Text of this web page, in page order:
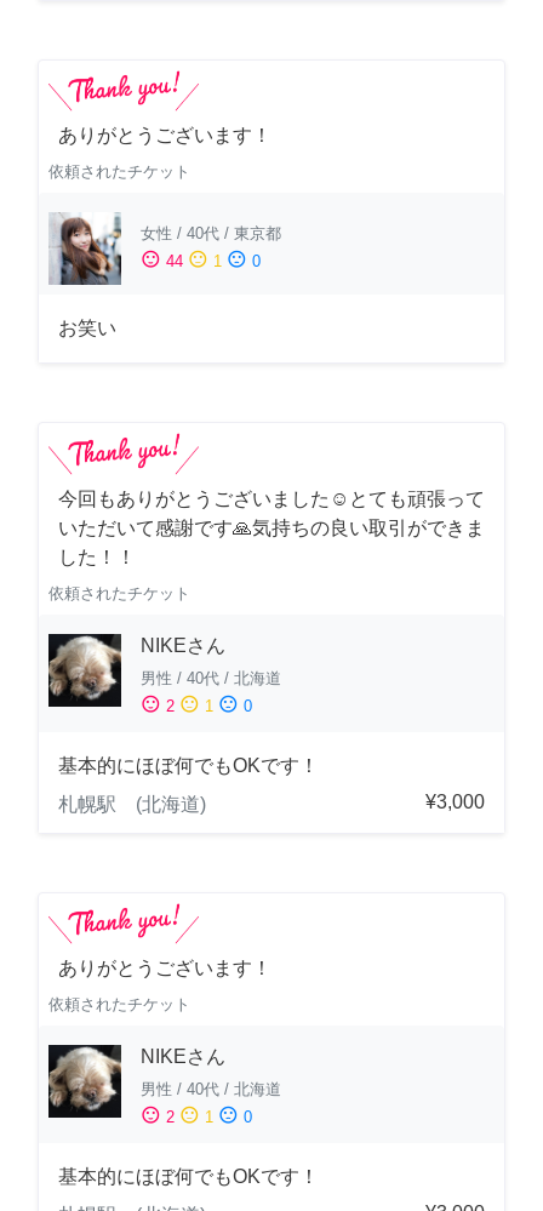
ありがとうございます！
依頼されたチケット
女性 / 40代 / 東京都
sentiment_satisfied 44 sentiment_neutral 1 sentiment_dissatisfied 0
お笑い
今回もありがとうございました☺️とても頑張って
いただいて感謝です🙏気持ちの良い取引ができま
した！！
依頼されたチケット
NIKEさん
男性 / 40代 / 北海道
sentiment_satisfied 2 sentiment_neutral 1 sentiment_dissatisfied 0
基本的にほぼ何でもOKです！
札幌駅 (北海道)
¥3,000
ありがとうございます！
依頼されたチケット
NIKEさん
男性 / 40代 / 北海道
sentiment_satisfied 2 sentiment_neutral 1 sentiment_dissatisfied 0
基本的にほぼ何でもOKです！